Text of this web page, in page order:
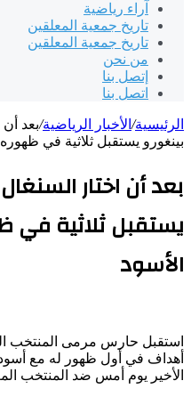
آراء رياضية
تاريخ جمعية المعلقين
تاريخ جمعية المعلقين
من نحن
إتصل بنا
اتصل بنا
الرئيسية/ الأخبار الرياضية/بعد أن
بينغورو يستقبل ثلاثية في
بعد أن اختار
يستقبل ثلاثية في
الأسود
استقبل حارس مرمى المنتخب
أهداف في أول ظهور له مع أسود
الأخير يوم أمس ضد المنتخب